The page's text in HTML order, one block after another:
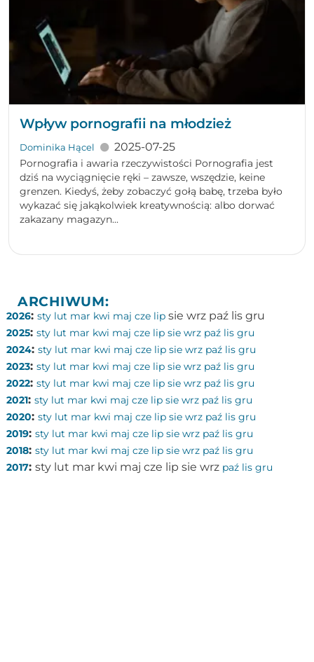
Wpływ pornografii na młodzież
Dominika Hącel 2025-07-25
Pornografia i awaria rzeczywistości Pornografia jest
dziś na wyciągnięcie ręki – zawsze, wszędzie, keine
grenzen. Kiedyś, żeby zobaczyć gołą babę, trzeba było
wykazać się jakąkolwiek kreatywnością: albo dorwać
zakazany magazyn...
ARCHIWUM:
2026: sty lut mar kwi maj cze lip sie wrz paź lis gru
2025: sty lut mar kwi maj cze lip sie wrz paź lis gru
2024: sty lut mar kwi maj cze lip sie wrz paź lis gru
2023: sty lut mar kwi maj cze lip sie wrz paź lis gru
2022: sty lut mar kwi maj cze lip sie wrz paź lis gru
2021: sty lut mar kwi maj cze lip sie wrz paź lis gru
2020: sty lut mar kwi maj cze lip sie wrz paź lis gru
2019: sty lut mar kwi maj cze lip sie wrz paź lis gru
2018: sty lut mar kwi maj cze lip sie wrz paź lis gru
2017: sty lut mar kwi maj cze lip sie wrz paź lis gru